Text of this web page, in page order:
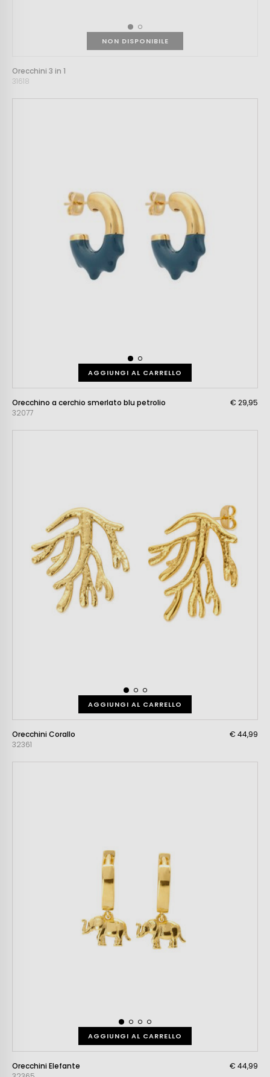
NON DISPONIBILE
Orecchini 3 in 1
31618
AGGIUNGI AL CARRELLO
Orecchino a cerchio smerlato blu petrolio
32077
€ 29,95
AGGIUNGI AL CARRELLO
Orecchini Corallo
32361
€ 44,99
AGGIUNGI AL CARRELLO
Orecchini Elefante
€ 44,99